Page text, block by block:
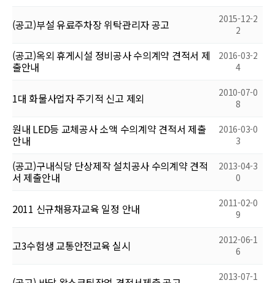
(공고)부설 유료주차장 위탁관리자 공고
2015-12-2
2
(공고)옥외 휴게시설 정비공사 수의계약 견적서 제
출안내
2016-03-2
4
1대 화물사업자 주기적 신고 제외
2010-07-0
8
원내 LED등 교체공사 소액 수의계약 견적서 제출
안내
2016-03-0
3
(공고)구내식당 단상제작 설치공사 수의계약 견적
서 제출안내
2013-04-3
0
2011 신규채용자교육 일정 안내
2011-02-0
9
고3수험생 교통안전교육 실시
2012-06-1
6
2013-07-1